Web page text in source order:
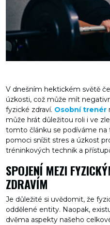
V dnešním hektickém světě
úzkosti, což může mít
fyzické zdraví. Osobní trenér
může hrát důležitou roli i ve
tomto článku se podíváme na
pomoci snížit stres a úzkost
tréninkových technik a
SPOJENÍ MEZI
ZDRAVÍM
Je důležité si uvědomit, že
oddělené entity. Naopak,
dvěma aspekty našeho